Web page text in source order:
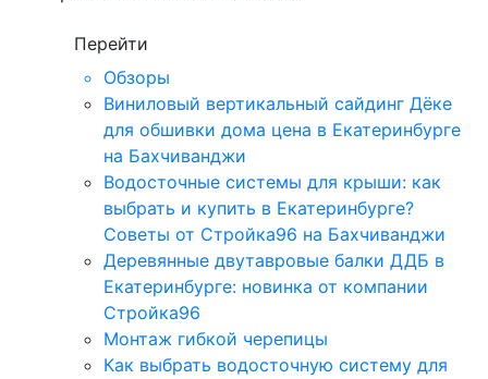
Перейти
Обзоры
Виниловый вертикальный сайдинг Дёке
для обшивки дома цена в Екатеринбурге
на Бахчиванджи
Водосточные системы для крыши: как
выбрать и купить в Екатеринбурге?
Советы от Стройка96 на Бахчиванджи
Деревянные двутавровые балки ДДБ в
Екатеринбурге: новинка от компании
Стройка96
Монтаж гибкой черепицы
Как выбрать водосточную систему для